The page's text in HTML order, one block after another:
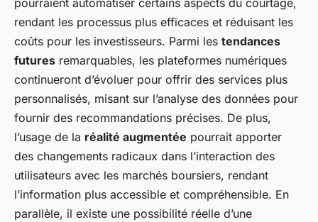
pourraient automatiser certains aspects du courtage,
rendant les processus plus efficaces et réduisant les
coûts pour les investisseurs. Parmi les tendances
futures remarquables, les plateformes numériques
continueront d’évoluer pour offrir des services plus
personnalisés, misant sur l’analyse des données pour
fournir des recommandations précises. De plus,
l’usage de la réalité augmentée pourrait apporter
des changements radicaux dans l’interaction des
utilisateurs avec les marchés boursiers, rendant
l’information plus accessible et compréhensible. En
parallèle, il existe une possibilité réelle d’une